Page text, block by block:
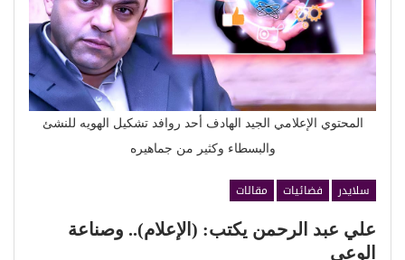
المحتوي الإعلامي الجيد الهادف أحد روافد تشكيل الهويه للنشئ
والبسطاء وكثير من جماهيره
سلايدر فضائيات
مقالات
علي عبد الرحمن يكتب: (الإعلام).. وصناعة
الوعي